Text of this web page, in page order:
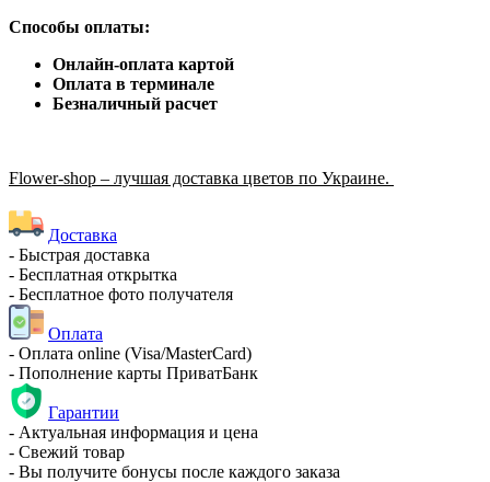
Способы оплаты:
Онлайн-оплата картой
Оплата в терминале
Безналичный расчет
Flower-shop – лучшая доставка цветов по Украине.
Доставка
- Быстрая доставка
- Бесплатная открытка
- Бесплатное фото получателя
Оплата
- Оплата online (Visa/MasterCard)
- Пополнение карты ПриватБанк
Гарантии
- Актуальная информация и цена
- Свежий товар
- Вы получите бонусы после каждого заказа